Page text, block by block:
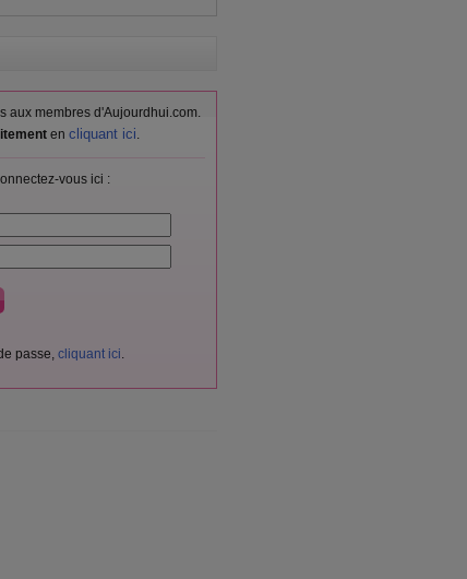
aux membres d'Aujourdhui.com.
en cliquant ici.
vous ici :
passe, cliquant ici.